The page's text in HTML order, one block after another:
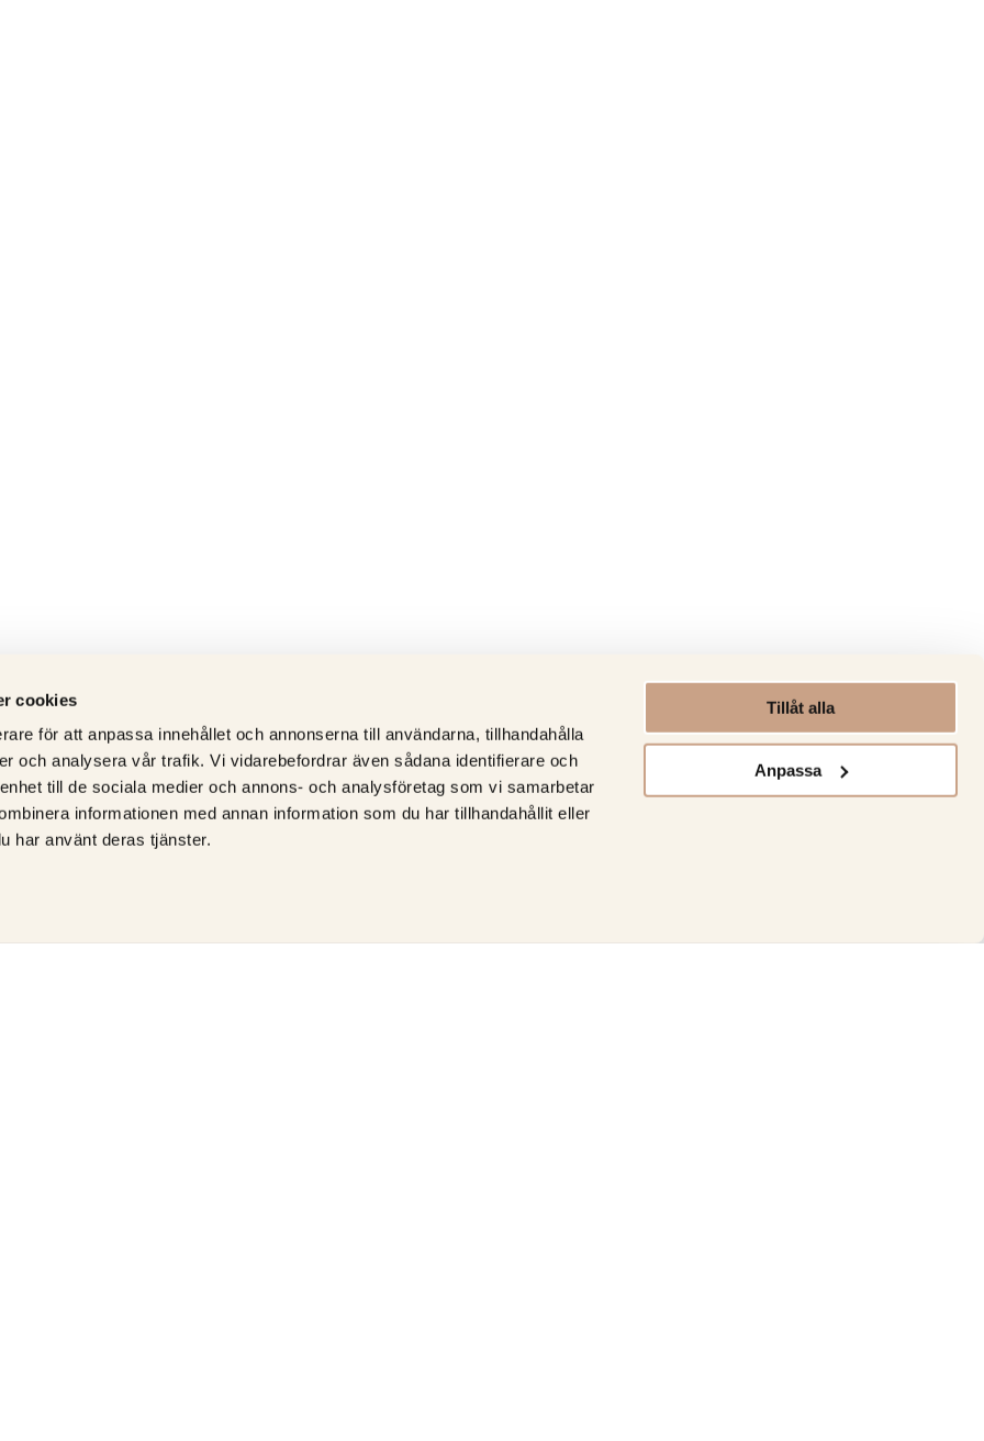
cookies
för att anpassa innehållet och annonserna till användarna, tillhandahålla
och analysera vår trafik. Vi vidarebefordrar även sådana identifierare och
till de sociala medier och annons- och analysföretag som vi samarbetar
informationen med annan information som du har tillhandahållit eller
har använt deras tjänster.
Tillåt alla
Anpassa